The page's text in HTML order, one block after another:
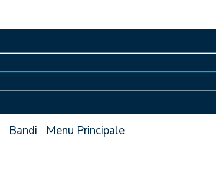
Bandi Menu Principale